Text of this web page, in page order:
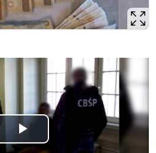
Odtwórz